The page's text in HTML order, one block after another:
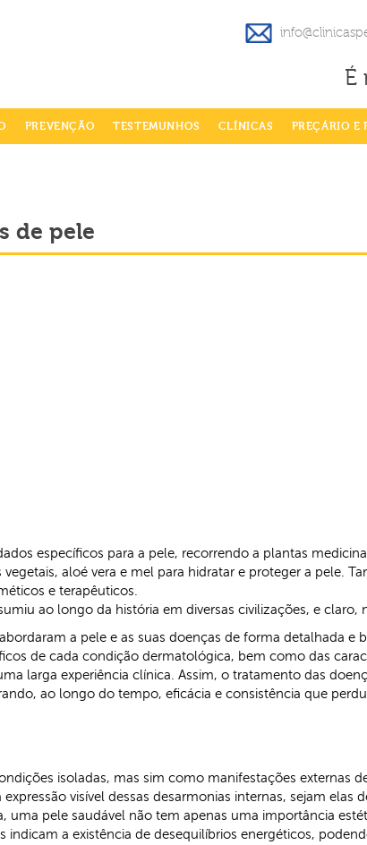
É
PREVENÇÃO TESTEMUNHOS CLÍNICAS PREÇÁRIO E
de pele
específicos para a pele, recorrendo a plantas
aloé vera e mel para hidratar e proteger a pele.
e terapêuticos.
ao longo da história em diversas civilizações, e claro,
a pele e as suas doenças de forma detalhada e
de cada condição dermatológica, bem como das
larga experiência clínica. Assim, o tratamento das
ao longo do tempo, eficácia e consistência que
isoladas, mas sim como manifestações externas
visível dessas desarmonias internas, sejam
uma pele saudável não tem apenas uma importância
a existência de desequilíbrios energéticos,